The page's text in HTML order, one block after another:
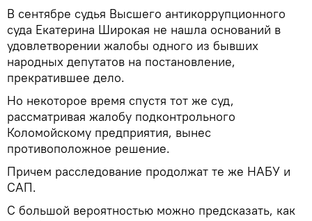
В сентябре судья Высшего антикоррупционного
суда Екатерина Широкая не нашла оснований в
удовлетворении жалобы одного из бывших
народных депутатов на постановление,
прекратившее дело.
Но некоторое время спустя тот же суд,
рассматривая жалобу подконтрольного
Коломойскому предприятия, вынес
противоположное решение.
Причем расследование продолжат те же НАБУ и
САП.
С большой вероятностью можно предсказать, как